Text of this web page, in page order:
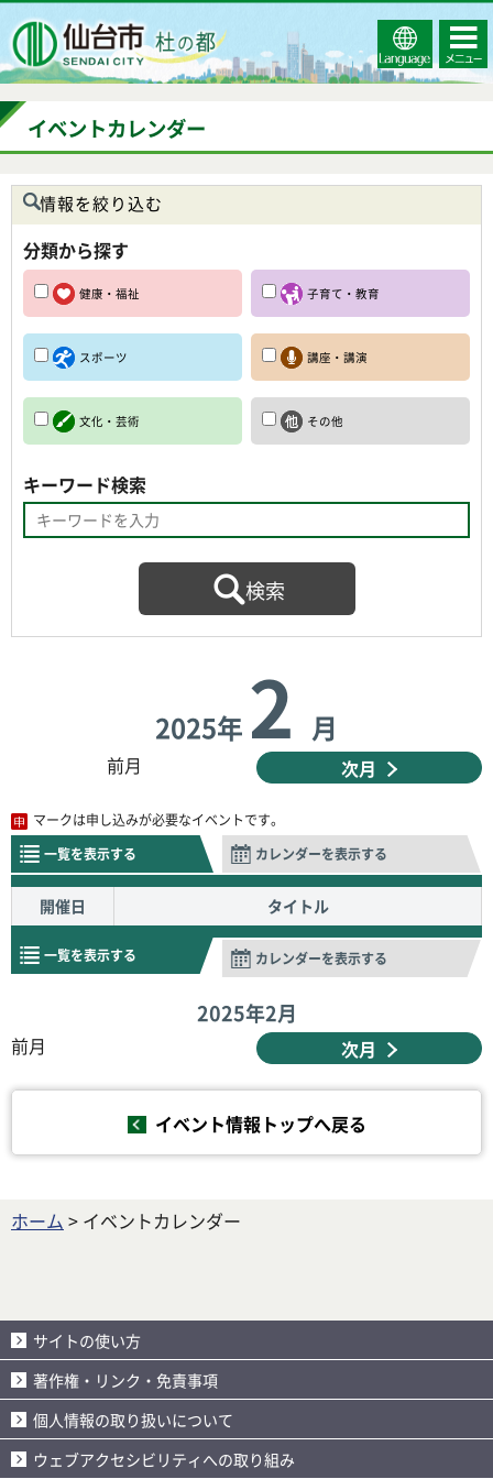
Select
Language
コンテ
ンツメ
ニュー
イベントカレンダー
情報を絞り込む
分類から探す
健康・福祉 子育て・教育
スポーツ 講座・講演
文化・芸術 その他
キーワード検索
2025年 2 月
前月 次月
マークは申し込みが必要なイベントです。
一覧を表示する
カレンダーを表示する
開催日 タイトル
一覧を表示する カレンダーを表示する
2025年2月
前月 次月
イベント情報トップへ戻る
ホーム > イベントカレンダー
サイトの使い方
著作権・リンク・免責事項
個人情報の取り扱いについて
ウェブアクセシビリティへの取り組み